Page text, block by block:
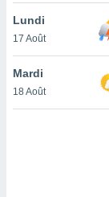
votre
à
en
le
Lundi
17 Août
Mardi
18 Août